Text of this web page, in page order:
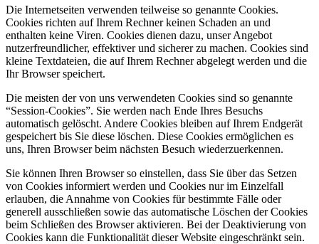
Die Internetseiten verwenden teilweise so genannte Cookies.
Cookies richten auf Ihrem Rechner keinen Schaden an und
enthalten keine Viren. Cookies dienen dazu, unser Angebot
nutzerfreundlicher, effektiver und sicherer zu machen. Cookies sind
kleine Textdateien, die auf Ihrem Rechner abgelegt werden und die
Ihr Browser speichert.
Die meisten der von uns verwendeten Cookies sind so genannte
“Session-Cookies”. Sie werden nach Ende Ihres Besuchs
automatisch gelöscht. Andere Cookies bleiben auf Ihrem Endgerät
gespeichert bis Sie diese löschen. Diese Cookies ermöglichen es
uns, Ihren Browser beim nächsten Besuch wiederzuerkennen.
Sie können Ihren Browser so einstellen, dass Sie über das Setzen
von Cookies informiert werden und Cookies nur im Einzelfall
erlauben, die Annahme von Cookies für bestimmte Fälle oder
generell ausschließen sowie das automatische Löschen der Cookies
beim Schließen des Browser aktivieren. Bei der Deaktivierung von
Cookies kann die Funktionalität dieser Website eingeschränkt sein.